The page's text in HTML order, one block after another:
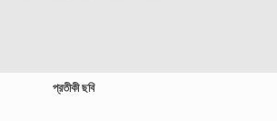
প্রতীকী ছবি